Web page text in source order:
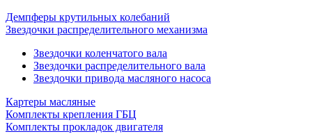
Демпферы крутильных колебаний
Звездочки распределительного механизма
Звездочки коленчатого вала
Звездочки распределительного вала
Звездочки привода масляного насоса
Картеры масляные
Комплекты крепления ГБЦ
Комплекты прокладок двигателя